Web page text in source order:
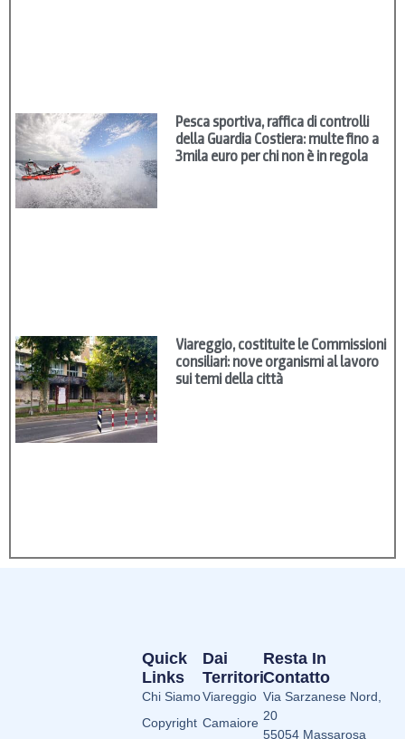
Pesca sportiva, raffica di controlli
della Guardia Costiera: multe fino a
3mila euro per chi non è in regola
Viareggio, costituite le Commissioni
consiliari: nove organismi al lavoro
sui temi della città
Dai
Territori
Viareggio
Camaiore
Quick
Links
Chi Siamo
Copyright
Resta In
Contatto
Via Sarzanese Nord,
20
55054 Massarosa